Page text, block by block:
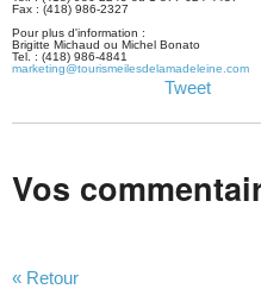
Fax : (418) 986-2327
Pour plus d'information :
Brigitte Michaud ou Michel Bonato
Tel. : (418) 986-4841
marketing@tourismeilesdelamadeleine.com
Tweet
Vos
« Retour